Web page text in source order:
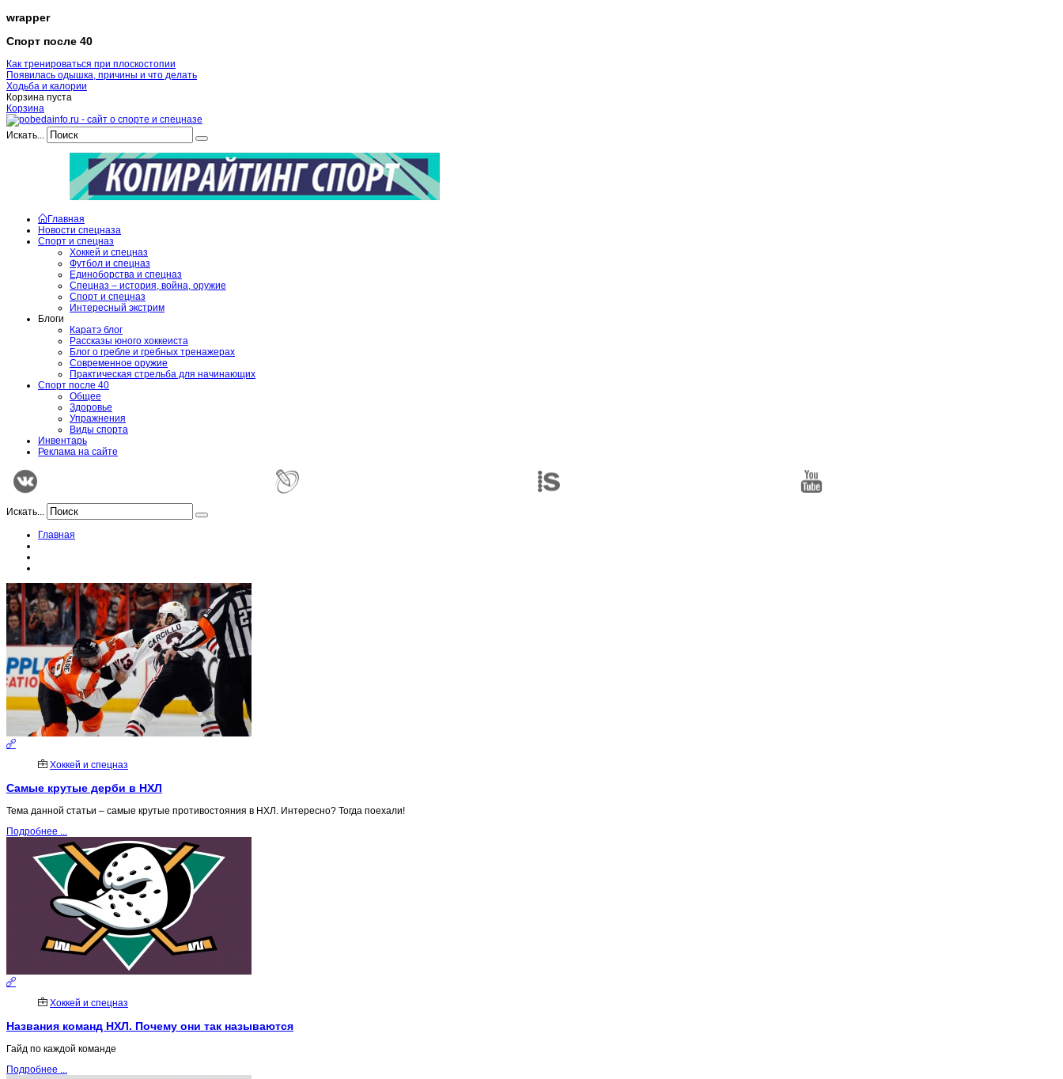
wrapper
Спорт после 40
Как тренироваться при плоскостопии
Появилась одышка, причины и что делать
Ходьба и калории
Корзина пуста
Корзина
Искать...
Главная
Новости спецназа
Спорт и спецназ
Хоккей и спецназ
Футбол и спецназ
Единоборства и спецназ
Спецназ – история, война, оружие
Спорт и спецназ
Интересный экстрим
Блоги
Каратэ блог
Рассказы юного хоккеиста
Блог о гребле и гребных тренажерах
Современное оружие
Практическая стрельба для начинающих
Спорт после 40
Общее
Здоровье
Упражнения
Виды спорта
Инвентарь
Реклама на сайте
Искать...
Главная
Хоккей и спецназ
Самые крутые дерби в НХЛ
Тема данной статьи – самые крутые противостояния в НХЛ. Интересно? Тогда поехали!
Подробнее ...
Хоккей и спецназ
Названия команд НХЛ. Почему они так называются
Гайд по каждой команде
Подробнее ...